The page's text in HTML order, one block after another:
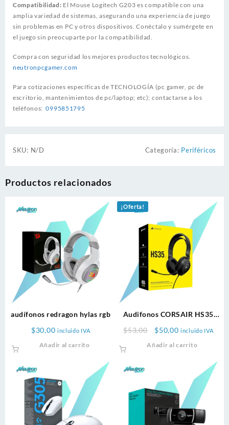
Compatibilidad: El Mouse Logitech G203 es compatible con una
amplia variedad de sistemas, asegurando una experiencia de juego
sin problemas en PC y otros dispositivos. Conéctalo y sumérgete en
el juego sin preocuparte por la compatibilidad.
Compra con seguridad los mejores productos tecnológicos.
neutronpcgamer.com
Para cotizaciones específicas de TECNOLOGÍA (pc gamer, pc de
escritorio, mantenimientos de pc/laptop; etc); contactarse a los
teléfonos:0995851795
SKU: N/D Categoría: Periféricos
Productos relacionados
audífonos redragon hylas rgb
$30,00 incluido IVA
Añadir al carrito
¡Oferta!
Audifonos CORSAIR HS35
$53,00
Original
$50,00Current
incluido IVA
Añadir al carrito